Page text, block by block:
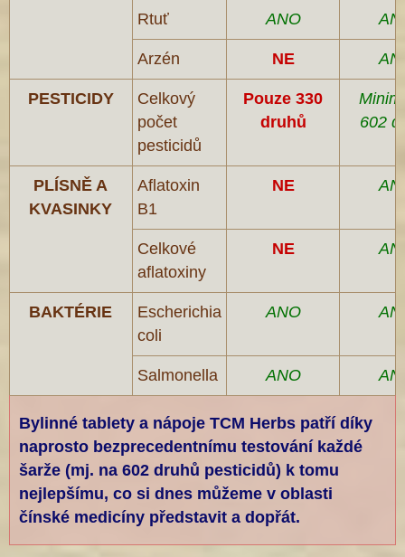
Rtuť ANO
Arzén NE
PESTICIDY
Celkový
počet
pesticidů
Pouze 330
druhů
602
PLÍSNĚ A
KVASINKY
Aflatoxin
B1
NE
Celkové
aflatoxiny
NE
BAKTÉRIE
Escherichia
coli
ANO
Salmonella ANO
Bylinné tablety a nápoje TCM Herbs patří díky
naprosto bezprecedentnímu testování každé
šarže (mj. na 602 druhů pesticidů) k tomu
nejlepšímu, co si dnes můžeme v oblasti
čínské medicíny představit a dopřát.